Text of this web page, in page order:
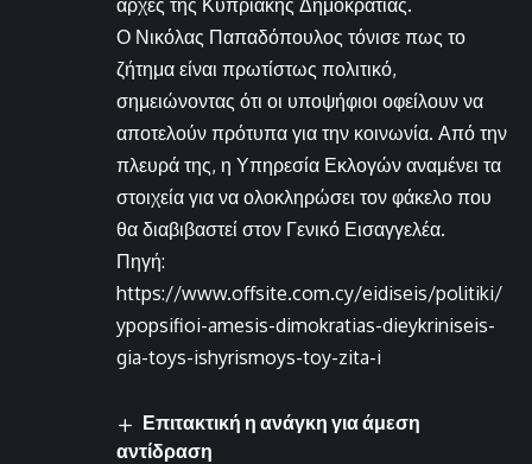
αρχές της Κυπριακής Δημοκρατίας.
Ο Νικόλας Παπαδόπουλος τόνισε πως το
ζήτημα είναι πρωτίστως πολιτικό,
σημειώνοντας ότι οι υποψήφιοι οφείλουν να
αποτελούν πρότυπα για την κοινωνία. Από την
πλευρά της, η Υπηρεσία Εκλογών αναμένει τα
στοιχεία για να ολοκληρώσει τον φάκελο που
θα διαβιβαστεί στον Γενικό Εισαγγελέα.
Πηγή:
https://www.offsite.com.cy/eidiseis/politiki/
ypopsifioi-amesis-dimokratias-dieykriniseis-
gia-toys-ishyrismoys-toy-zita-i
Επιτακτική η ανάγκη για άμεση
αντίδραση